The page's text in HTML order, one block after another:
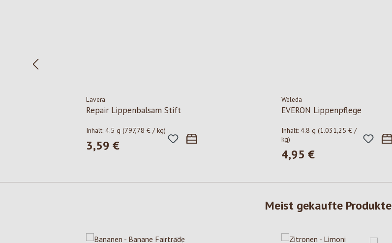
Lavera
Repair Lippenbalsam Stift
Inhalt:4.5 g(797,78 € / kg)
Regulärer Preis:
3,59 €
Weleda
EVERON Lippenpflege
Inhalt: 4.8 g (1.031,25 € /
kg)
Regulärer Preis:
4,95 €
Meist gekaufte Produkte